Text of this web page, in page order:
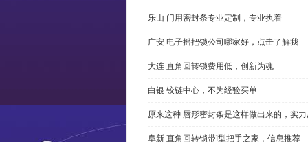
乐山 门用密封条专业定制，专业执着
广安 电子摇把锁公司哪家好，点击了解我
大连 直角回转锁费用低，创新为魂
白银 铰链中心，不为经验买单
原来这种 唇形密封条是这样做出来的，实
阜新 直角回转锁带l型把手之家，信息推荐